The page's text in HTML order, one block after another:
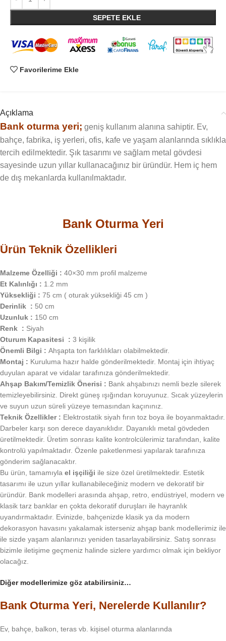
SEPETE EKLE
Favorilerime Ekle
Açıklama
Bank oturma yeri; geniş kullanım alanına sahiptir. Ev,
bahçe, fabrika, iş yerleri, ofis, kafe ve yaşam alanlarında sıklıkla
tercih edilmektedir. Şık tasarımı ve sağlam metal gövdesi
sayesinde uzun yıllar kullanacağınız bir üründür. Hem iç hem
de dış mekanlarda kullanılmaktadır.
Bank Oturma Yeri
Ürün Teknik Özellikleri
Malzeme Özelliği : 40×30 mm profil malzeme
Et Kalınlığı : 1.2 mm
Yüksekliği : 75 cm ( oturak yüksekliği 45 cm )
Derinlik : 50 cm
Uzunluk : 150 cm
Renk : Siyah
Oturum Kapasitesi : 3 kişilik
Önemli Bilgi : Ahşapta ton farklılıkları olabilmektedir.
Montaj : Kuruluma hazır halde gönderilmektedir. Montaj için ihtiyaç
duyulan aparat ve vidalar tarafınıza gönderilmektedir.
Ahşap Bakım/Temizlik Önerisi : Bank ahşabınızı nemli bezle silerek
temizleyebilirsiniz. Direkt güneş ışığından koruyunuz. Sıcak yüzeylerin
ve suyun uzun süreli yüzeye temasından kaçınınız.
Teknik Özellikler : Elektrostatik siyah fırın toz boya ile boyanmaktadır.
Darbeler karşı son derece dayanıklıdır. Dayanıklı metal gövdeden
üretilmektedir. Üretim sonrası kalite kontrolcülerimiz tarafından, kalite
kontrolü yapılmaktadır. Özenle paketlenmesi yapılarak tarafınıza
gönderim sağlanacaktır.
Bu ürün, tamamıyla el işçiliği ile size özel üretilmektedir. Estetik
tasarımı ile uzun yıllar kullanabileceğiniz modern ve dekoratif bir
üründür. Bank modelleri arasında ahşap, retro, endüstriyel, modern ve
klasik tarz banklar en çokta dekoratif duruşları ile hayranlık
uyandırmaktadır. Evinizde, bahçenizde klasik ya da modern
dekorasyon havasını yakalamak isterseniz ahşap bank modellerimiz ile
ile sizde yaşam alanlarınızı yeniden tasarlayabilirsiniz. Satış sonrası
bizimle iletişime geçmeniz halinde sizlere yardımcı olmak için bekliyor
olacağız.
Diğer modellerimize göz atabilirsiniz…
Bank Oturma Yeri, Nerelerde Kullanılır?
Ev, bahçe, balkon, teras vb. kişisel oturma alanlarında